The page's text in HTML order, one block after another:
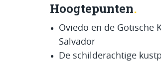
Hoogtepunten
Oviedo en de Gotische
Salvador
De schilderachtige